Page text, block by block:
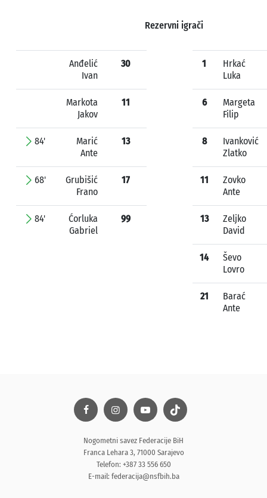
Rezervni igrači
Anđelić
Ivan
30
Markota
Jakov
11
84'
Marić
Ante
13
68'
Grubišić
Frano
17
84'
Ćorluka
Gabriel
99
1
Hrkać
Luka
6
Margeta
Filip
8
Ivanković
Zlatko
11
Zovko
Ante
13
Zeljko
David
14
Ševo
Lovro
21
Barać
Ante
Nogometni savez Federacije BiH
Franca Lehara 3, 71000 Sarajevo
Telefon: +387 33 556 650
E-mail: federacija@nsfbih.ba